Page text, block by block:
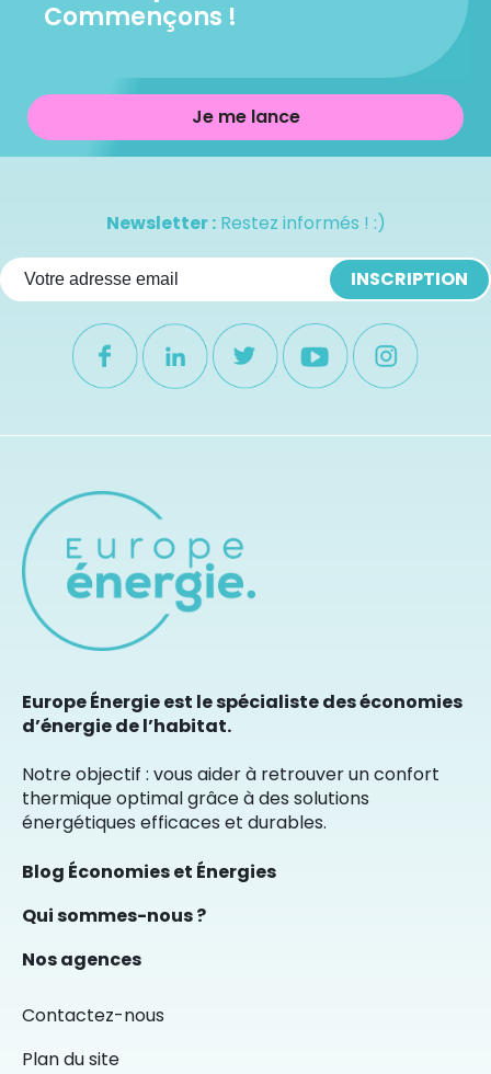
Commençons !
Je me lance
Newsletter :Restez informés ! :)
Europe Énergie est le spécialiste des économies
d’énergie de l’habitat.
Notre objectif : vous aider à retrouver un confort
thermique optimal grâce à des solutions
énergétiques efficaces et durables.
Blog Économies et Énergies
Qui sommes-nous ?
Nos agences
Contactez-nous
Plan du site